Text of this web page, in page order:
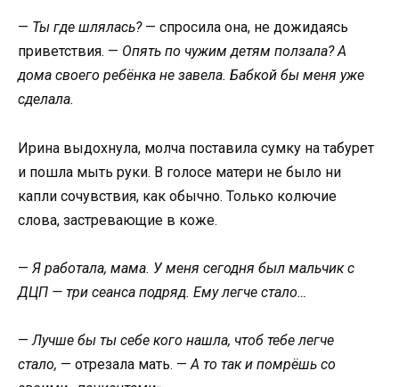
— Ты где шлялась?— спросила она, не дожидаясь
приветствия. — Опять по чужим детям ползала? А
дома своего ребёнка не завела. Бабкой бы меня уже
сделала.
Ирина выдохнула, молча поставила сумку на табурет
и пошла мыть руки. В голосе матери не было ни
капли сочувствия, как обычно. Только колючие
слова, застревающие в коже.
— Я работала, мама. У меня сегодня был мальчик с
ДЦП — три сеанса подряд. Ему легче стало…
—Лучше бы ты себе кого нашла, чтоб тебе легче
стало, — отрезала мать. —А то так и помрёшь со